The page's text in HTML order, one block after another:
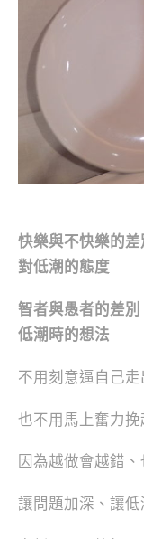
快樂與不快樂的
對低潮的態度
智者與愚者的差
低潮時的想法
不用刻意逼自己走
也不用馬上奮力
因為越做會越錯
讓問題加深、讓低